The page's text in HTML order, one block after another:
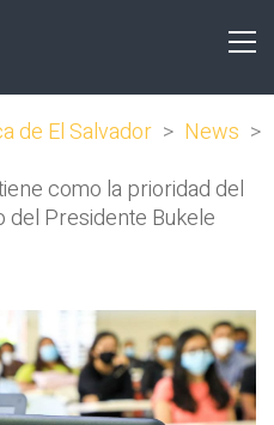
de El Salvador > News >
como la prioridad del
del Presidente Bukele